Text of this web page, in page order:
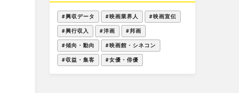
#興収データ #映画業界人 #映画宣伝
#興行収入 #洋画 #邦画
#傾向・動向 #映画館・シネコン
#収益・集客 #女優・俳優